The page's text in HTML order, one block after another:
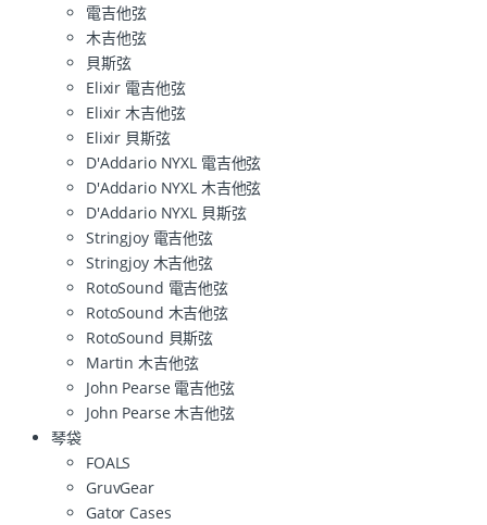
電吉他弦
木吉他弦
貝斯弦
Elixir 電吉他弦
Elixir 木吉他弦
Elixir 貝斯弦
D'Addario NYXL 電吉他弦
D'Addario NYXL 木吉他弦
D'Addario NYXL 貝斯弦
Stringjoy 電吉他弦
Stringjoy 木吉他弦
RotoSound 電吉他弦
RotoSound 木吉他弦
RotoSound 貝斯弦
Martin 木吉他弦
John Pearse 電吉他弦
John Pearse 木吉他弦
琴袋
FOALS
GruvGear
Gator Cases